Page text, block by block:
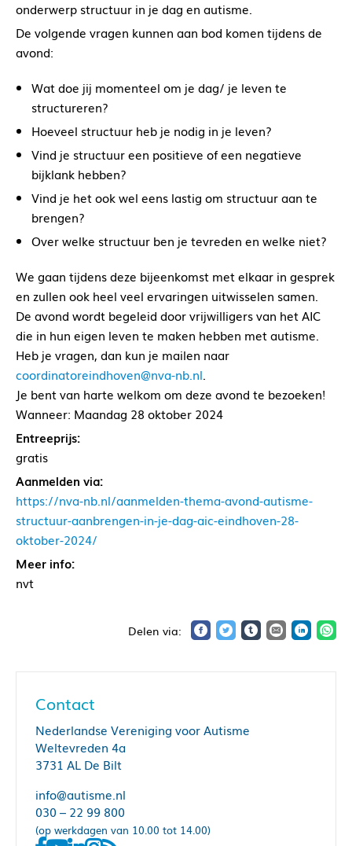
onderwerp structuur in je dag en autisme.
De volgende vragen kunnen aan bod komen tijdens de
avond:
Wat doe jij momenteel om je dag/ je leven te
structureren?
Hoeveel structuur heb je nodig in je leven?
Vind je structuur een positieve of een negatieve
bijklank hebben?
Vind je het ook wel eens lastig om structuur aan te
brengen?
Over welke structuur ben je tevreden en welke niet?
We gaan tijdens deze bijeenkomst met elkaar in gesprek
en zullen ook heel veel ervaringen uitwisselen samen.
De avond wordt begeleid door vrijwilligers van het AIC
die in hun eigen leven te maken hebben met autisme.
Heb je vragen, dan kun je mailen naar
coordinatoreindhoven@nva-nb.nl.
Je bent van harte welkom om deze avond te bezoeken!
Wanneer: Maandag 28 oktober 2024
Entreeprijs:
gratis
Aanmelden via:
https://nva-nb.nl/aanmelden-thema-avond-autisme-
structuur-aanbrengen-in-je-dag-aic-eindhoven-28-
oktober-2024/
Meer info:
nvt
Contact
Nederlandse Vereniging voor Autisme
Weltevreden 4a
3731 AL De Bilt
info@autisme.nl
030 – 22 99 800
(op werkdagen van 10.00 tot 14.00)